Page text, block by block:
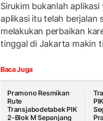
Sirukim bukanlah
aplikasi itu telah berjalan
melakukan perbaikan
tinggal di Jakarta makin
Baca Juga
Pramono Resmikan
Rute
Transjabodetabek PIK
2-Blok M Sepanjang